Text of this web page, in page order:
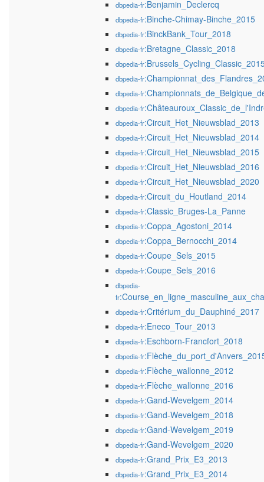
dbpedia-fr:Benjamin_Declercq
dbpedia-fr:Binche-Chimay-Binche_2015
dbpedia-fr:BinckBank_Tour_2018
dbpedia-fr:Bretagne_Classic_2018
dbpedia-fr
dbpedia-fr
dbpedia-fr
dbpedia-fr
dbpedia-fr:Circuit_Het_Nieuwsblad_2013
dbpedia-fr:Circuit_Het_Nieuwsblad_2014
dbpedia-fr:Circuit_Het_Nieuwsblad_2015
dbpedia-fr:Circuit_Het_Nieuwsblad_2016
dbpedia-fr:Circuit_Het_Nieuwsblad_2020
dbpedia-fr:Circuit_du_Houtland_2014
dbpedia-fr:Classic_Bruges-La_Panne
dbpedia-fr:Coppa_Agostoni_2014
dbpedia-fr:Coppa_Bernocchi_2014
dbpedia-fr:Coupe_Sels_2015
dbpedia-fr:Coupe_Sels_2016
dbpedia-
fr
dbpedia-fr:Critérium_du_Dauphiné_2017
dbpedia-fr:Eneco_Tour_2013
dbpedia-fr:Eschborn-Francfort_2018
dbpedia-fr
dbpedia-fr:Flèche_wallonne_2012
dbpedia-fr:Flèche_wallonne_2016
dbpedia-fr:Gand-Wevelgem_2014
dbpedia-fr:Gand-Wevelgem_2018
dbpedia-fr:Gand-Wevelgem_2019
dbpedia-fr:Gand-Wevelgem_2020
dbpedia-fr:Grand_Prix_E3_2013
dbpedia-fr:Grand_Prix_E3_2014